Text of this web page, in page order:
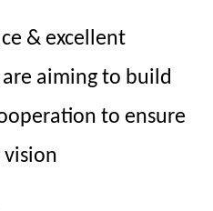
& excellent
aiming to build
to ensure